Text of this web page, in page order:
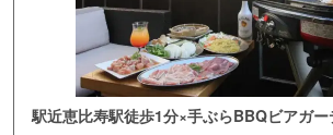
駅近恵比寿駅徒歩1分×手ぶらBBQビアガー